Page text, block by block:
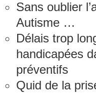
Sans oublier
Autisme …
Délais trop
handicapées
préventifs
Quid de la